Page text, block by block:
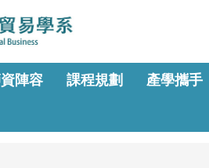
陣容 課程規劃 產學攜手